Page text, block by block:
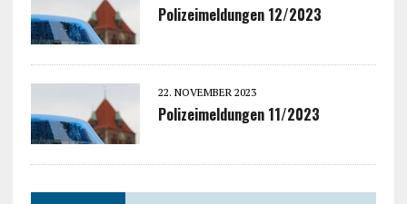
Polizeimeldungen 12/2023
22. NOVEMBER 2023
Polizeimeldungen 11/2023